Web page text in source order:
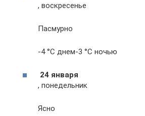
, воскресенье
Пасмурно
-4 °С днем-3 °С ночью
24 января
, понедельник
Ясно